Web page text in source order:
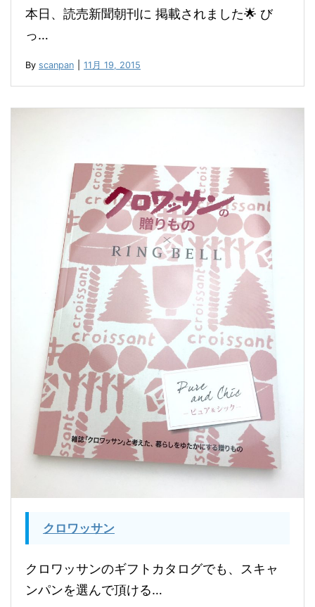
本日、読売新聞朝刊に 掲載されました🌟 び
っ…
By scanpan 11月 19, 2015
クロワッサン
クロワッサンのギフトカタログでも、スキャ
ンパンを選んで頂ける…